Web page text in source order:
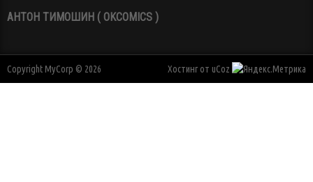
АНТОН ТИМОШИН ( OKCOMICS )
Хостинг от uCoz
Copyright MyCorp © 2026